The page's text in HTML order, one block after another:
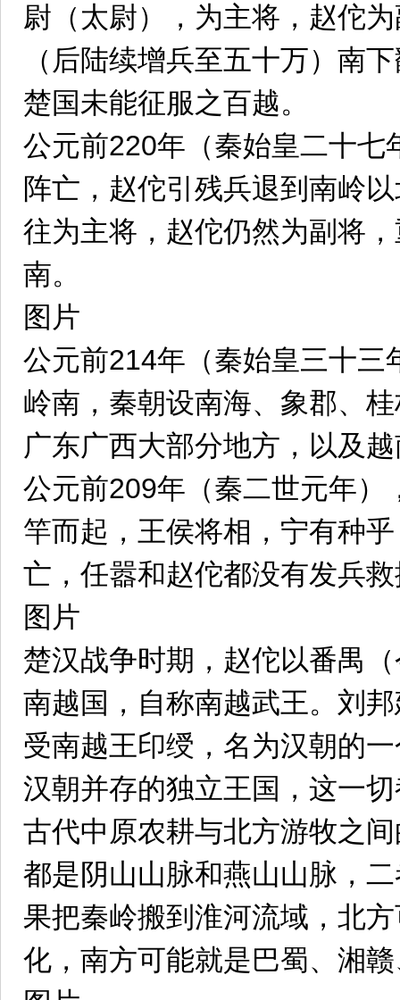
尉（太尉），为主将，赵佗
（后陆续增兵至五十万）南
楚国未能征服之百越。
公元前220年（秦始皇二十七
阵亡，赵佗引残兵退到南岭
往为主将，赵佗仍然为副将
南。
图片
公元前214年（秦始皇三十三
岭南，秦朝设南海、象郡、
广东广西大部分地方，以及
公元前209年（秦二世元年）
竿而起，王侯将相，宁有种
亡，任嚣和赵佗都没有发兵
图片
楚汉战争时期，赵佗以番禺
南越国，自称南越武王。刘
受南越王印绶，名为汉朝的
汉朝并存的独立王国，这一
古代中原农耕与北方游牧之
都是阴山山脉和燕山山脉，
果把秦岭搬到淮河流域，北
化，南方可能就是巴蜀、湘